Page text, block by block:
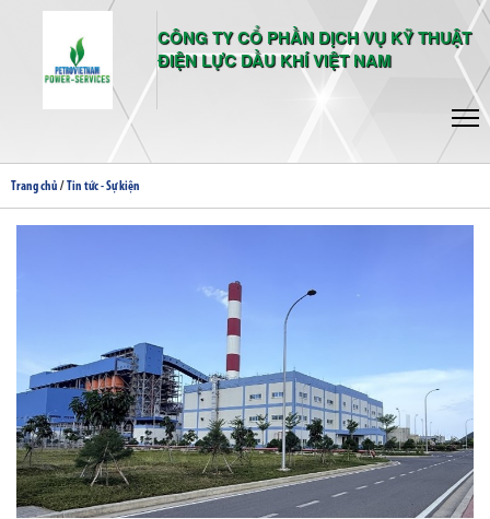
CÔNG TY CỔ PHẦN DỊCH VỤ KỸ THUẬT
ĐIỆN LỰC DẦU KHÍ VIỆT NAM
Trang chủ / Tin tức - Sự kiện